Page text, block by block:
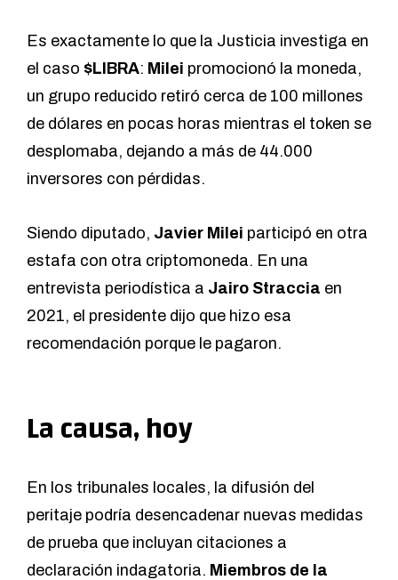
Es exactamente lo que la Justicia investiga en
el caso $LIBRA: Milei promocionó la moneda,
un grupo reducido retiró cerca de 100 millones
de dólares en pocas horas mientras el token se
desplomaba, dejando a más de 44.000
inversores con pérdidas.
Siendo diputado, Javier Milei participó en otra
estafa con otra criptomoneda. En una
entrevista periodística a Jairo Straccia en
2021, el presidente dijo que hizo esa
recomendación porque le pagaron.
La causa, hoy
En los tribunales locales, la difusión del
peritaje podría desencadenar nuevas medidas
de prueba que incluyan citaciones a
declaración indagatoria. Miembros de la